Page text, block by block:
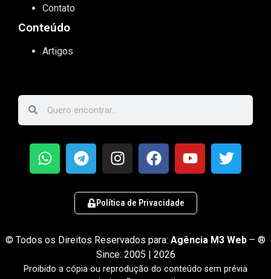
Contato
Conteúdo
Artigos
Política de Privacidade
© Todos os Direitos Reservados para: Agência M3 Web – ®
Since: 2005 | 2026
Proibido a cópia ou reprodução do conteúdo sem prévia